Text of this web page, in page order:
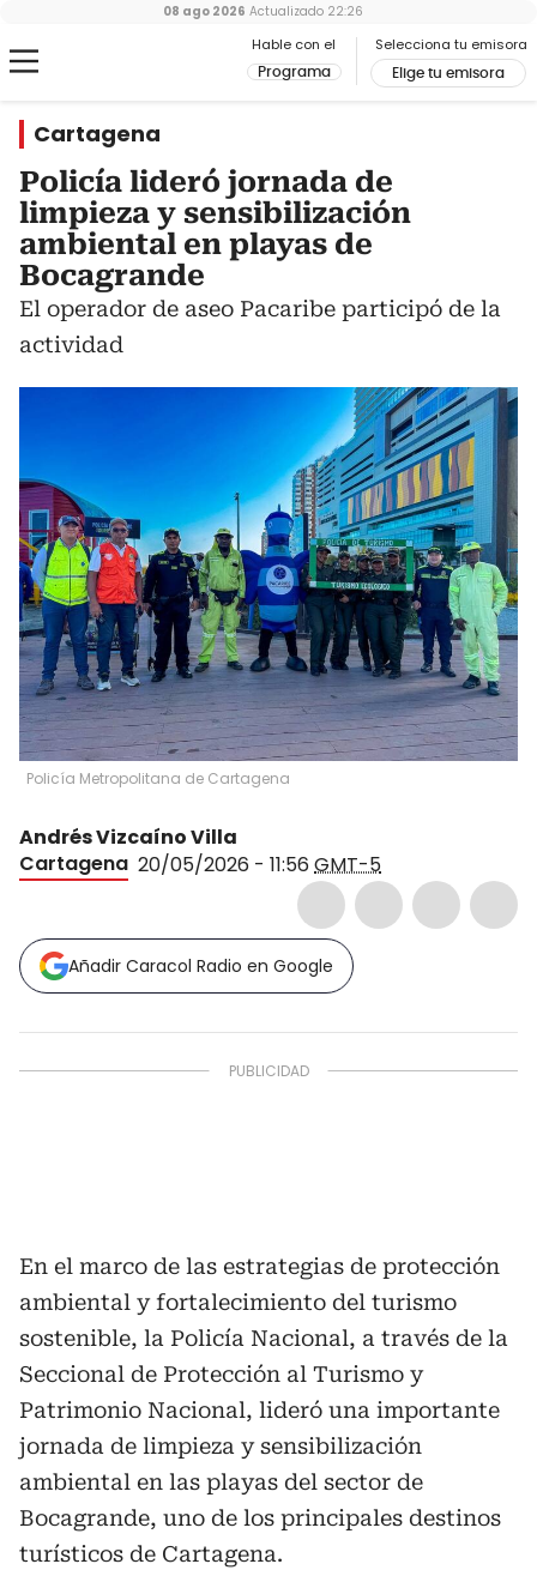
Hable con el
Programa
Selecciona tu emisora
Elige tu emisora
08 ago 2026 Actualizado 22:26
Cartagena
Policía lideró jornada de
limpieza y sensibilización
ambiental en playas de
Bocagrande
El operador de aseo Pacaribe participó de la
actividad
Policía Metropolitana de Cartagena
Andrés Vizcaíno Villa
Cartagena 20/05/2026 - 11:56 GMT-5
Añadir Caracol Radio en Google
En el marco de las estrategias de protección
ambiental y fortalecimiento del turismo
sostenible, la Policía Nacional, a través de la
Seccional de Protección al Turismo y
Patrimonio Nacional, lideró una importante
jornada de limpieza y sensibilización
ambiental en las playas del sector de
Bocagrande, uno de los principales destinos
turísticos de Cartagena.